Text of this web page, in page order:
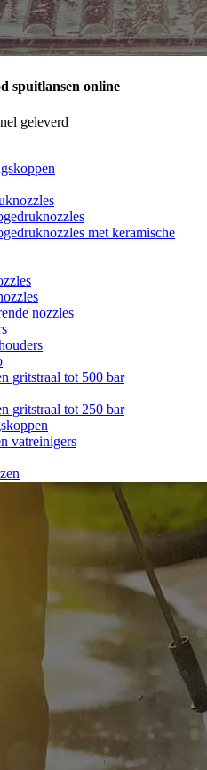
spuitlansen online
geleverd
met keramische
nozzles
gritstraal tot 500 bar
gritstraal tot 250 bar
vatreinigers